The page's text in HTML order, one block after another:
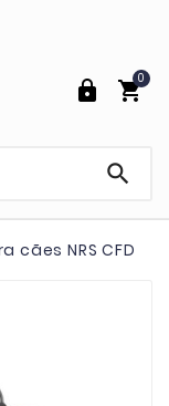
 
0

NRS CFD